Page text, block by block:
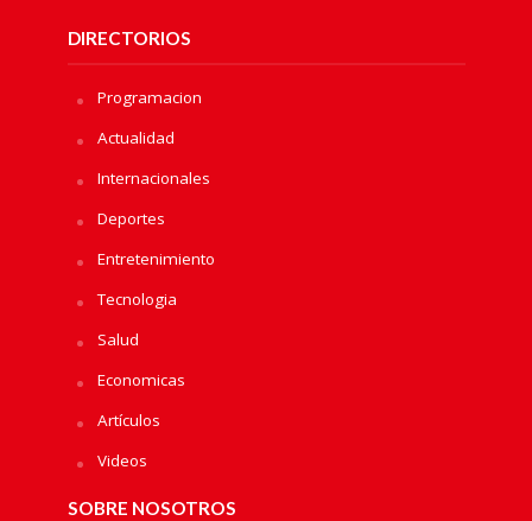
DIRECTORIOS
Programacion
Actualidad
Internacionales
Deportes
Entretenimiento
Tecnologia
Salud
Economicas
Artículos
Videos
SOBRE NOSOTROS